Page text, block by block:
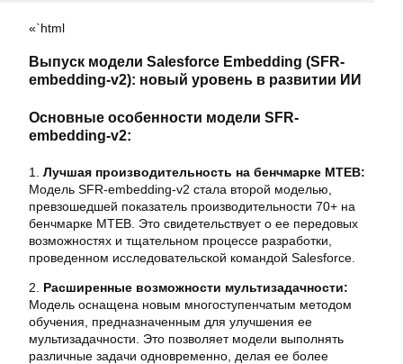
«`html
Выпуск модели Salesforce Embedding (SFR-
embedding-v2): новый уровень в развитии ИИ
Основные особенности модели SFR-
embedding-v2:
1. Лучшая производительность на бенчмарке MTEB:
Модель SFR-embedding-v2 стала второй моделью,
превзошедшей показатель производительности 70+ на
бенчмарке MTEB. Это свидетельствует о ее передовых
возможностях и тщательном процессе разработки,
проведенном исследовательской командой Salesforce.
2. Расширенные возможности мультизадачности:
Модель оснащена новым многоступенчатым методом
обучения, предназначенным для улучшения ее
мультизадачности. Это позволяет модели выполнять
различные задачи одновременно, делая ее более